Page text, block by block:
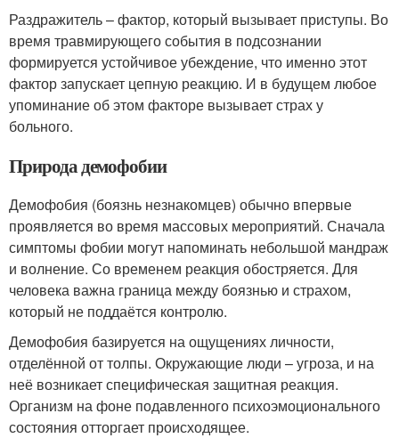
Раздражитель – фактор, который вызывает приступы. Во
время травмирующего события в подсознании
формируется устойчивое убеждение, что именно этот
фактор запускает цепную реакцию. И в будущем любое
упоминание об этом факторе вызывает страх у
больного.
Природа демофобии
Демофобия (боязнь незнакомцев) обычно впервые
проявляется во время массовых мероприятий. Сначала
симптомы фобии могут напоминать небольшой мандраж
и волнение. Со временем реакция обостряется. Для
человека важна граница между боязнью и страхом,
который не поддаётся контролю.
Демофобия базируется на ощущениях личности,
отделённой от толпы. Окружающие люди – угроза, и на
неё возникает специфическая защитная реакция.
Организм на фоне подавленного психоэмоционального
состояния отторгает происходящее.